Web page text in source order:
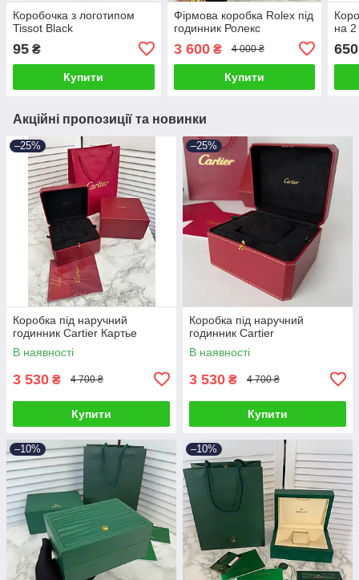
Коробочка з логотипом
Tissot Black
95 ₴
Купити
Фірмова коробка Rolex під
годинник Ролекс
3 600₴ 4 000 ₴
Купити
на 2
650
Акційні пропозиції та новинки
–25%
Коробка під наручний
годинник Cartier Картье
В наявності
3 530 ₴ 4 700 ₴
Купити
–25%
Коробка під наручний
годинник Cartier
В наявності
3 530 ₴ 4 700 ₴
Купити
–10% –10%